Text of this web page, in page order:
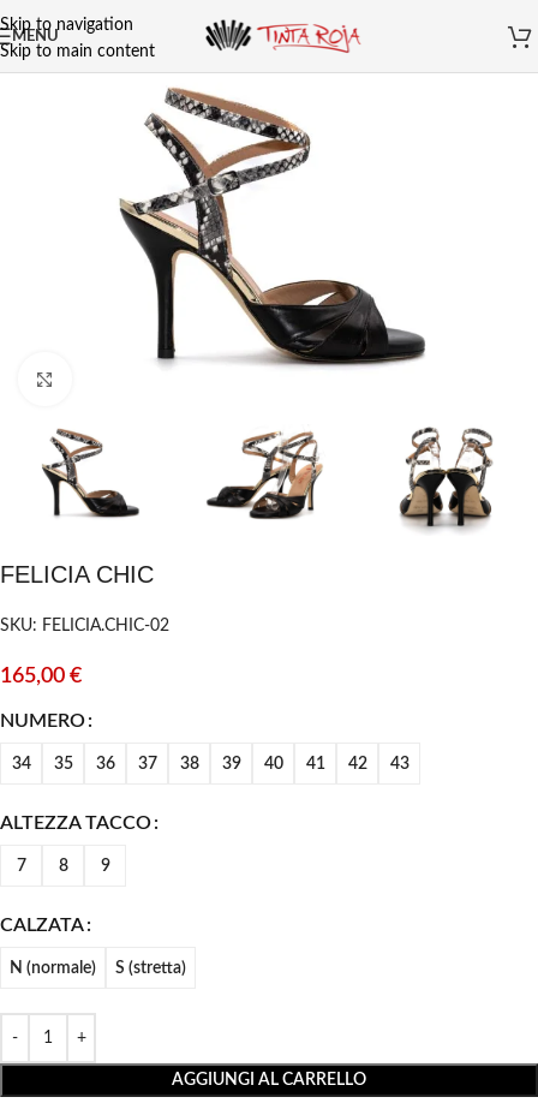
Skip to navigation
Skip to main content
MENU
FELICIA CHIC
SKU: FELICIA.CHIC-02
165,00 €
NUMERO
34 35 36 37 38 39 40 41 42 43
ALTEZZA TACCO
7 8 9
CALZATA
N (normale) S (stretta)
AGGIUNGI AL CARRELLO